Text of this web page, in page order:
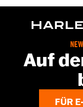
Installationsanleitung
Auf
FÜR